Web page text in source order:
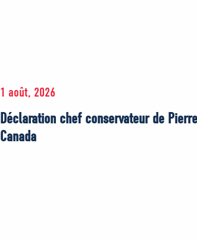
1 août, 2026
Déclaration chef conservateur de
Canada